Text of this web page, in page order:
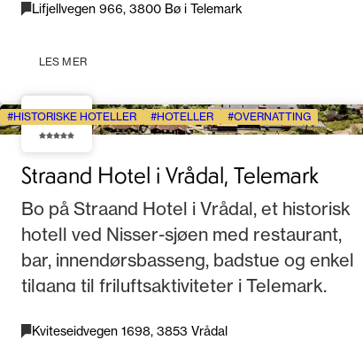
Lifjellvegen 966, 3800 Bø i Telemark
LES MER
HISTORISKE HOTELLER HOTELLER OVERNATTING
4.1
Straand Hotel i Vrådal, Telemark
Bo på Straand Hotel i Vrådal, et historisk
hotell ved Nisser-sjøen med restaurant,
bar, innendørsbasseng, badstue og enkel
tilgang til friluftsaktiviteter i Telemark.
Kviteseidvegen 1698, 3853 Vrådal